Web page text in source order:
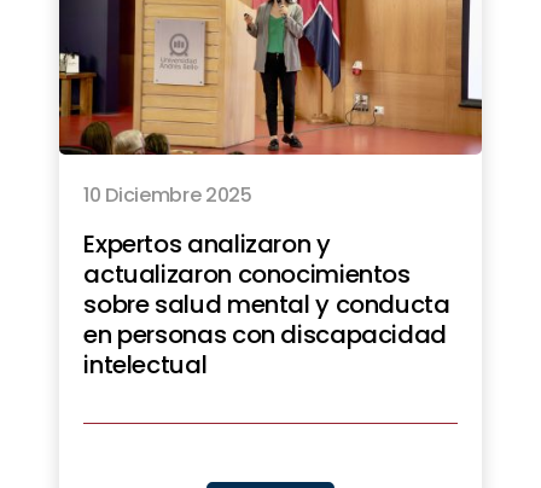
10 Diciembre 2025
Expertos analizaron y
actualizaron conocimientos
sobre salud mental y conducta
en personas con discapacidad
intelectual